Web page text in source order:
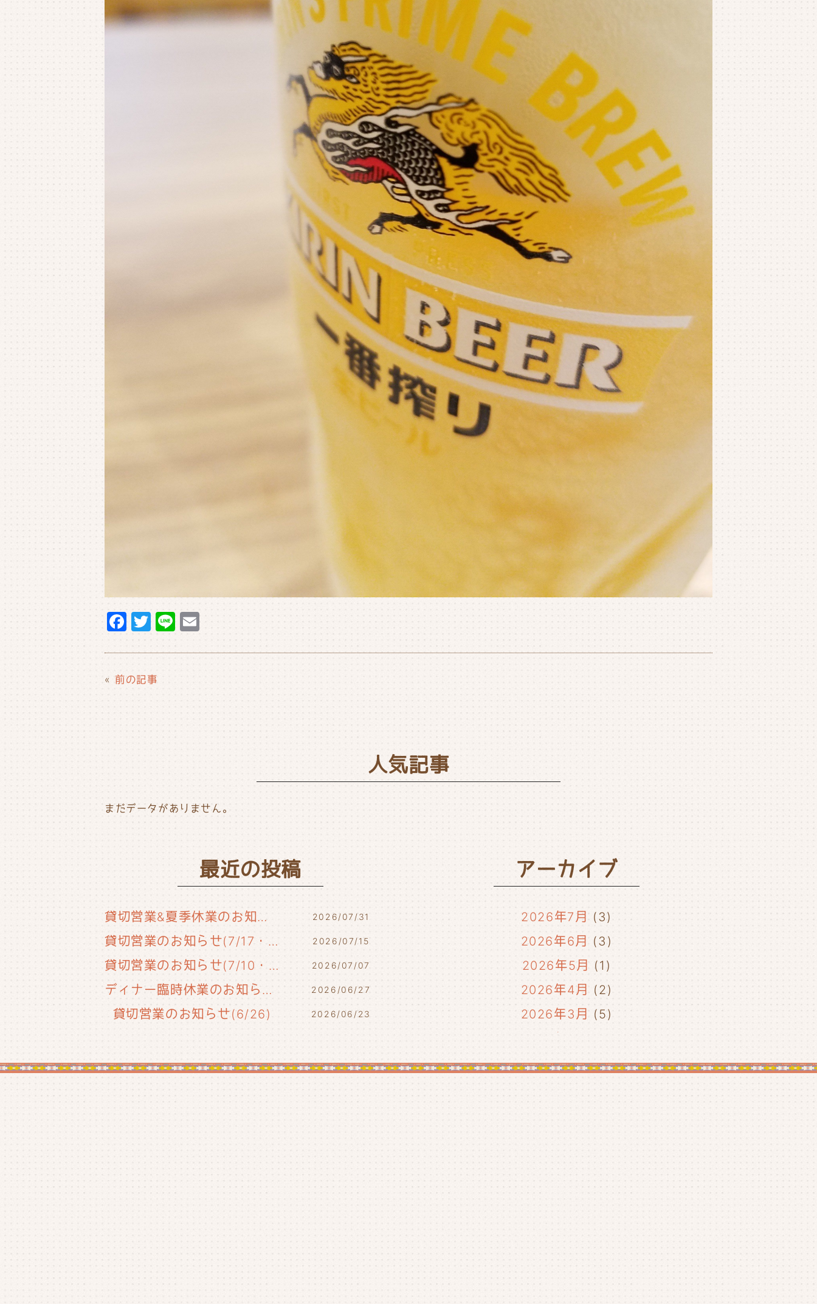
F
a
c
e
o
T
w
it
t
Li
n
e
E
ai
«前の記事
人気記事
まだデータがありません。
最近の投稿
貸切営業&夏季休業のお知らせ 2026/07/31
貸切営業のお知らせ(7/17・7/18・7/21) 2026/07/15
貸切営業のお知らせ(7/10・7/12) 2026/07/07
ディナー臨時休業のお知らせ(6/29) 2026/06/27
貸切営業のお知らせ(6/26) 2026/06/23
アーカイブ
2026年7月
(3)
2026年6月
(3)
2026年5月
(1)
2026年4月
(2)
2026年3月
(5)
2026年1月(5)
2025年9月
(1)
2025年5月
2025年4月